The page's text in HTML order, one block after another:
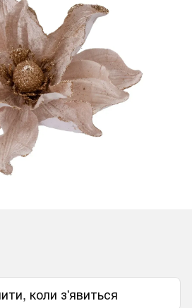
коли з'явиться